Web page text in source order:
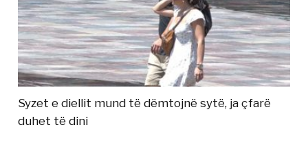
Syzet e diellit mund të dëmtojnë sytë, ja çfarë
duhet të dini